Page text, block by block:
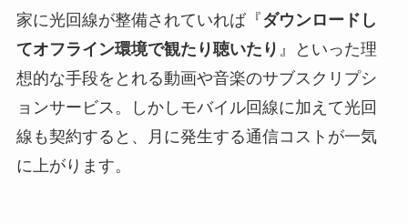
家に光回線が整備されていれば『ダウンロードし
てオフライン環境で観たり聴いたり 』といった理
想的な手段をとれる動画や音楽のサブスクリプシ
ョンサービス。しかしモバイル回線に加えて光回
線も契約すると、月に発生する通信コストが一気
に上がります。